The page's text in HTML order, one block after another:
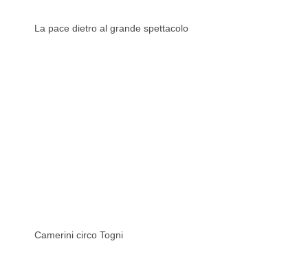
La pace dietro al grande spettacolo
Camerini circo Togni